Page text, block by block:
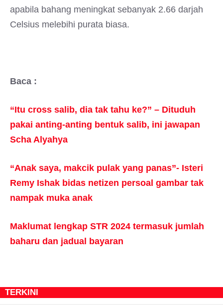
apabila bahang meningkat sebanyak 2.66 darjah
Celsius melebihi purata biasa.
Baca :
“Itu cross salib, dia tak tahu ke?” – Dituduh
pakai anting-anting bentuk salib, ini jawapan
Scha Alyahya
“Anak saya, makcik pulak yang panas”- Isteri
Remy Ishak bidas netizen persoal gambar tak
nampak muka anak
Maklumat lengkap STR 2024 termasuk jumlah
baharu dan jadual bayaran
TERKINI